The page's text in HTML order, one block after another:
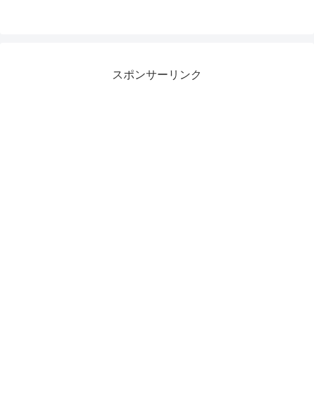
スポンサーリンク